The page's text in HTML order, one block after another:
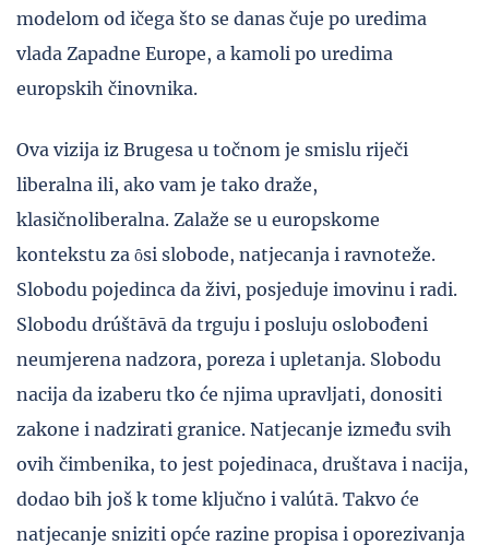
modelom od ičega što se danas čuje po uredima
vlada Zapadne Europe, a kamoli po uredima
europskih činovnika.
Ova vizija iz Brugesa u točnom je smislu riječi
liberalna ili, ako vam je tako draže,
klasičnoliberalna. Zalaže se u europskome
kontekstu za ȏsi slobode, natjecanja i ravnoteže.
Slobodu pojedinca da živi, posjeduje imovinu i radi.
Slobodu drúštāvā da trguju i posluju oslobođeni
neumjerena nadzora, poreza i upletanja. Slobodu
nacija da izaberu tko će njima upravljati, donositi
zakone i nadzirati granice. Natjecanje između svih
ovih čimbenika, to jest pojedinaca, društava i nacija,
dodao bih još k tome ključno i valútā. Takvo će
natjecanje sniziti opće razine propisa i oporezivanja